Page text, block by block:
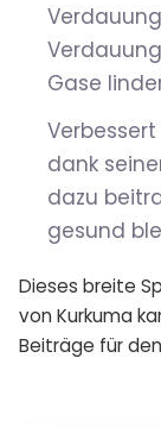
Gase
dank
dazu
gesund
Dieses breite
von Kurkuma
Beiträge für